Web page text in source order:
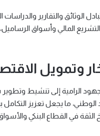
الوثائق والتقارير
المالي وأسواق الرساميل،
وتمويل
الرامية إلى تنشيط
الوطني، ما يجعل تعزيز
في القطاع البنكي والأسواق